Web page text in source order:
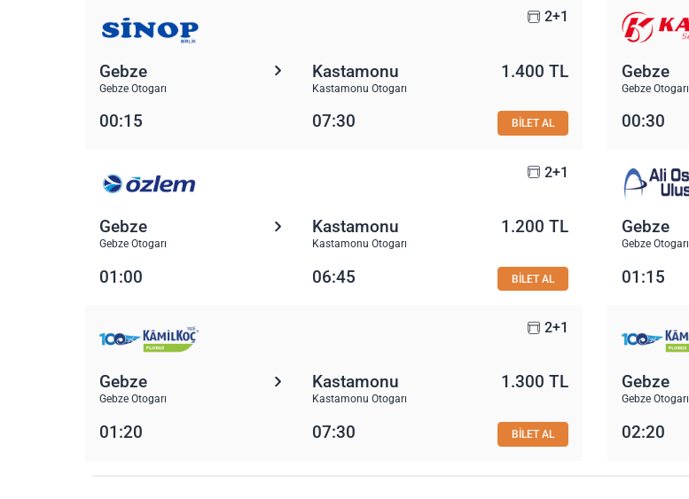
2+1
Gebze
Gebze Otogarı
Kastamonu
Kastamonu Otogarı
1.400 TL
00:15 07:30 BİLET AL
Gebze
Gebze Otogarı
00:30
2+1
Gebze
Gebze Otogarı
Kastamonu
Kastamonu Otogarı
1.200 TL
01:00 06:45 BİLET AL
Gebze
Gebze Otogarı
01:15
2+1
Gebze
Gebze Otogarı
Kastamonu
Kastamonu Otogarı
1.300 TL
01:20 07:30 BİLET AL
Gebze
Gebze Otogarı
02:20